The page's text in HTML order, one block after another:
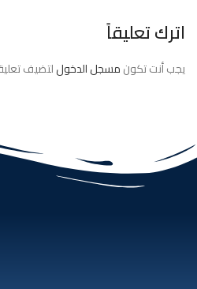
اترك تعليقاً
يجب أنت تكونمسجل الدخوللتضيف